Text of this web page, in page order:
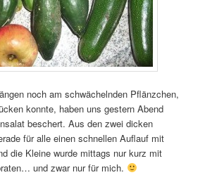
noch am schwächelnden Pflänzchen,
konnte, haben uns gestern Abend
beschert. Aus den zwei dicken
für alle einen schnellen Auflauf mit
die Kleine wurde mittags nur kurz mit
und zwar nur für mich.